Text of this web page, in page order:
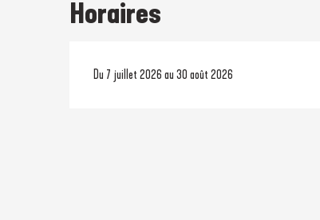
Horaires
Du 7 juillet 2026 au 30 août 2026